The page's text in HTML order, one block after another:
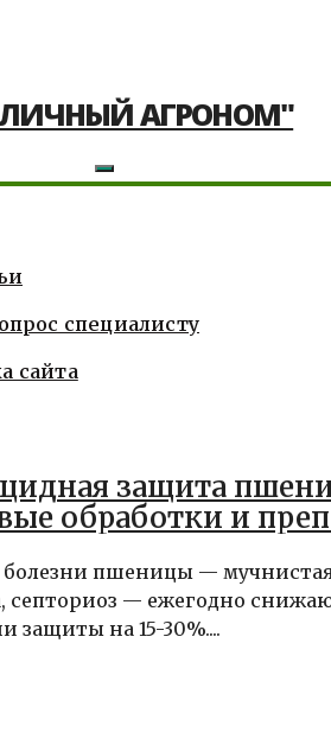
АГРОНОМ"
специалисту
сайта
защита
обработки и
пшеницы — мучнистая
септориоз — ежегодно
защиты на 15-30%....